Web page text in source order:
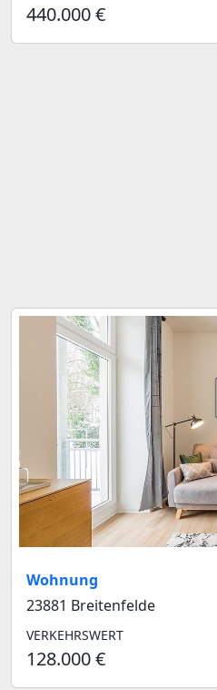
440.000 €
Wohnung
23881 Breitenfelde
VERKEHRSWERT
128.000 €